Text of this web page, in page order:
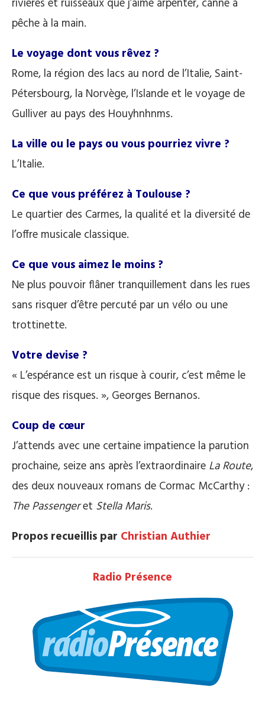
rivières et ruisseaux que j’aime arpenter, canne à
pêche à la main.
Le voyage dont vous rêvez ?
Rome, la région des lacs au nord de l’Italie, Saint-
Pétersbourg, la Norvège, l’Islande et le voyage de
Gulliver au pays des Houyhnhnms.
La ville ou le pays ou vous pourriez vivre ?
L’Italie.
Ce que vous préférez à Toulouse ?
Le quartier des Carmes, la qualité et la diversité de
l’offre musicale classique.
Ce que vous aimez le moins ?
Ne plus pouvoir flâner tranquillement dans les rues
sans risquer d’être percuté par un vélo ou une
trottinette.
Votre devise ?
« L’espérance est un risque à courir, c’est même le
risque des risques. », Georges Bernanos.
Coup de cœur
J’attends avec une certaine impatience la parution
prochaine, seize ans après l’extraordinaire La Route,
des deux nouveaux romans de Cormac McCarthy :
The Passengeret Stella Maris.
Propos recueillis par Christian Authier
Radio Présence